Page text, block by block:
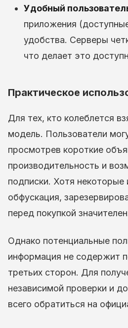
Удобный
приложения
удобства. Серверы
что делает это
Практическое
Для тех, кто колеблется
модель. Пользователи
просмотрев короткие
производительность и
подписки. Хотя некоторые
обфускация,
перед покупкой
Однако потенциальные
информация не содержит
третьих сторон. Для
независимой проверки и
всего обратиться на